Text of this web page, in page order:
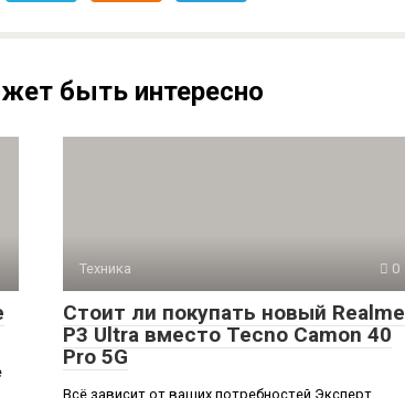
быть интересно
Техника 0
Стоит ли покупать новый Realme
P3 Ultra вместо Tecno Camon 40
Pro 5G
Всё зависит от ваших потребностей Эксперт